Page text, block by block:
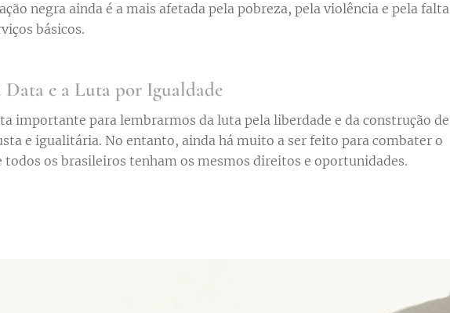
negra ainda é a mais afetada pela pobreza, pela violência e pela falta
básicos.
e a Luta por Igualdade
importante para lembrarmos da luta pela liberdade e da construção de
e igualitária. No entanto, ainda há muito a ser feito para combater o
os brasileiros tenham os mesmos direitos e oportunidades.